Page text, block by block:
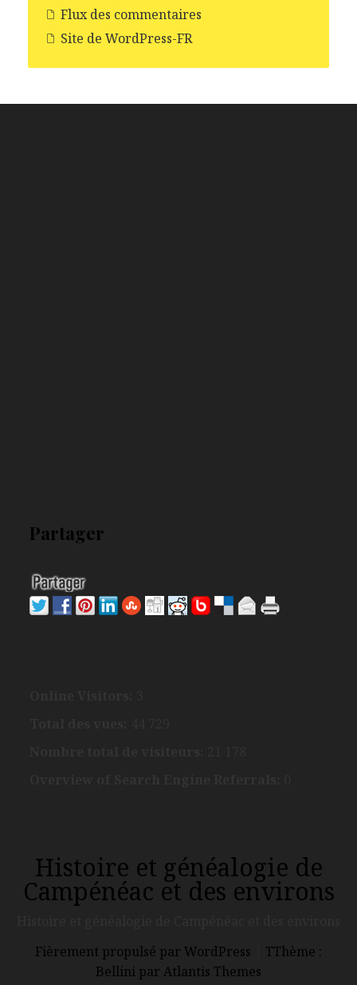
Flux des commentaires
Site de WordPress-FR
Partager
Histoire et généalogie de
Campénéac et des environs
Fièrement propulsé par WordPress
TThème :
Bellini par Atlantis Themes